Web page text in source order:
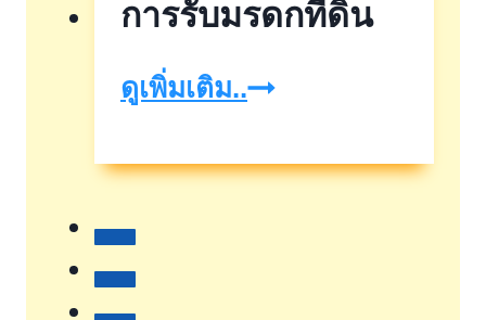
การรับมรดกที่ดิน
ดูเพิ่มเติม..การ
มรดก